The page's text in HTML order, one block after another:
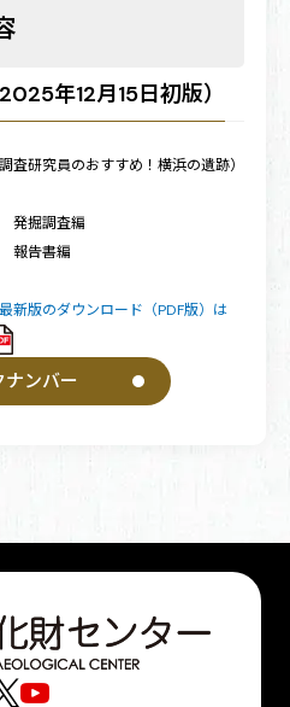
年12月15日初版）
研究員のおすすめ！横浜の遺跡）
発掘調査編
報告書編
版のダウンロード（PDF版）は
ナンバー